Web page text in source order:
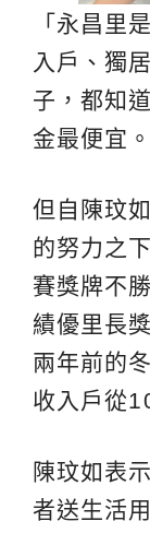
「永昌里
入戶、獨
子，都知
金最便宜
但自陳玟
的努力之
賽獎牌不
績優里長
兩年前的
收入戶從
陳玟如表
者送生活